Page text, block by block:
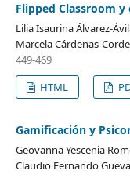
Flipped Classroom
Lilia Isaurina Álvarez-
Marcela Cárdenas-
449-469
HTML
Gamificación y
Geovanna Yescenia
Claudio Fernando